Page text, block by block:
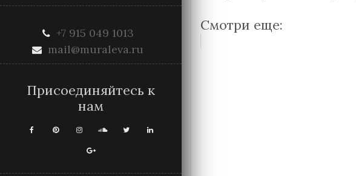
+7 915 049 1013
mail@muraleva.ru
Присоединяйтесь к
нам
Смотри еще: